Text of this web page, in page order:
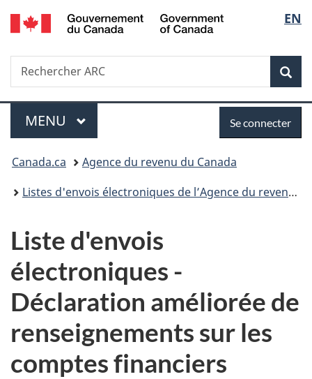
Passer
au
Passer
à
simplifiée
de
la
EN
Recherche
Rechercher
dans
Menu
PRINCIPALES
MENU
connecter
Se connecter
Vous
êtes
Canada.ca
Agence du revenu du Canada
Listes d'envois électroniques de l’Agence du revenu du Canada
Liste d'envois
électroniques -
Déclaration améliorée de
renseignements sur les
comptes financiers